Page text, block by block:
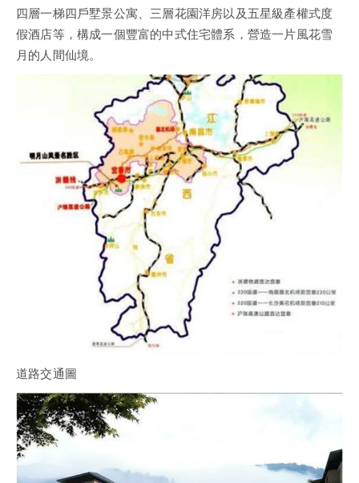
四層一梯四戶墅景公寓、三層花園洋房以及五星級產權式度
假酒店等，構成一個豐富的中式住宅體系，營造一片風花雪
月的人間仙境。
道路交通圖